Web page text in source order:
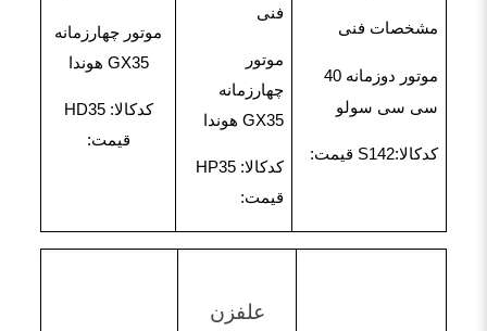
مشخصات فنی
موتور دوزمانه 40
سی سی سولو
کدکالا:S142 قیمت:
فنی
موتور
چهارزمانه
GX35 هوندا
کدکالا: HP35
قیمت:
موتور چهارزمانه
GX35 هوندا
کدکالا: HD35
قیمت:
علفزن